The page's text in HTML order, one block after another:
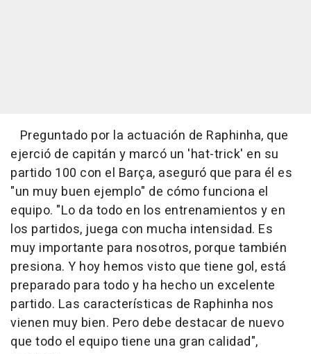
Preguntado por la actuación de Raphinha, que
ejerció de capitán y marcó un 'hat-trick' en su
partido 100 con el Barça, aseguró que para él es
"un muy buen ejemplo" de cómo funciona el
equipo. "Lo da todo en los entrenamientos y en
los partidos, juega con mucha intensidad. Es
muy importante para nosotros, porque también
presiona. Y hoy hemos visto que tiene gol, está
preparado para todo y ha hecho un excelente
partido. Las características de Raphinha nos
vienen muy bien. Pero debe destacar de nuevo
que todo el equipo tiene una gran calidad",